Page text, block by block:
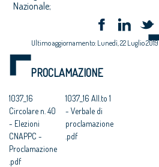
Nazionale;
Ultimo aggiornamento: Lunedì, 22 Luglio 2019
PROCLAMAZIONE
1037_16
Circolare n. 40
- Elezioni
CNAPPC -
Proclamazione
.pdf
1037_16 All.to 1
- Verbale di
proclamazione
.pdf